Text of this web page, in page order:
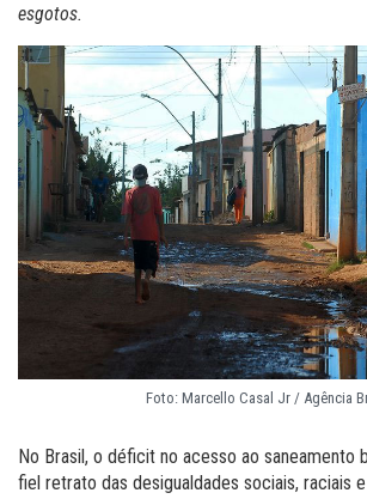
esgotos.
Foto: Marcello Casal Jr / Agência
No Brasil, o déficit no acesso ao saneamento
fiel retrato das desigualdades sociais, raciais